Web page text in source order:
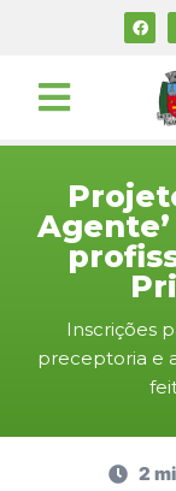
Inscrições
preceptoria e
2